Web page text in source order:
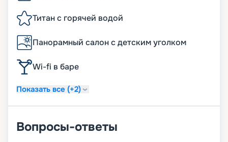
Титан с горячей водой
Панорамный салон с детским уголком
Wi-fi в баре
Показать все (+2)
Вопросы-ответы